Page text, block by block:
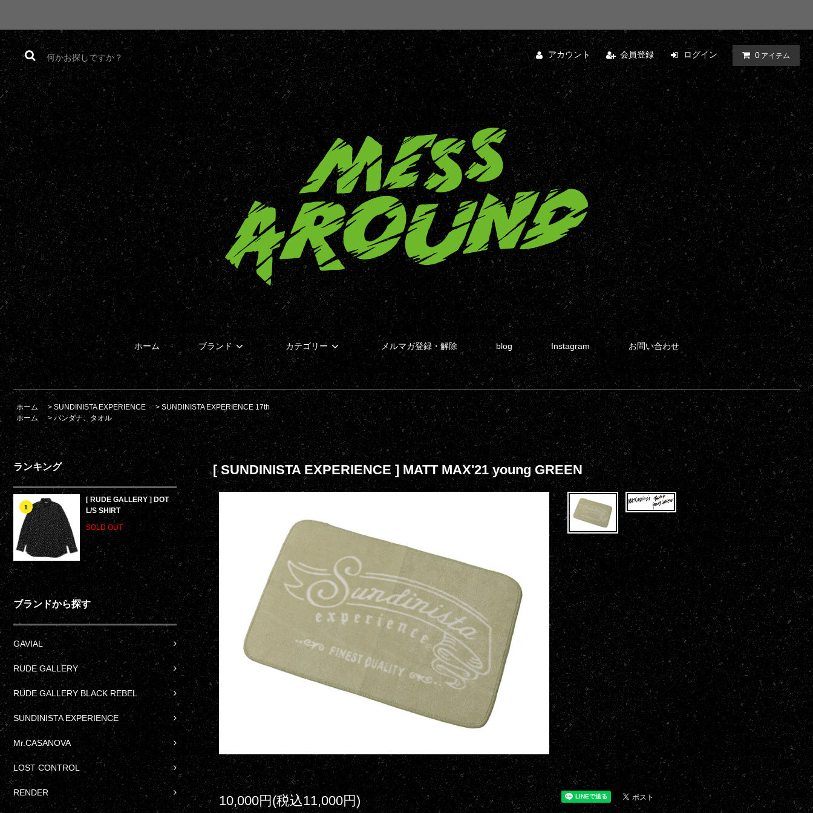
アカウント 会員登録 ログイン 0 アイテム
ホーム ブランド カテゴリー メルマガ登録・解除 blog Instagram お問い合わせ
ホーム >SUNDINISTA EXPERIENCE > SUNDINISTA EXPERIENCE 17th
ホーム
> バンダナ、タオル
ランキング
1
[ RUDE GALLERY ] DOT
L/S SHIRT
SOLD OUT
ブランドから探す
GAVIAL
RUDE GALLERY
RUDE GALLERY BLACK REBEL
SUNDINISTA EXPERIENCE
Mr.CASANOVA
LOST CONTROL
RENDER
[ SUNDINISTA EXPERIENCE ] MATT MAX'21 young GREEN
10,000円(税込11,000円)